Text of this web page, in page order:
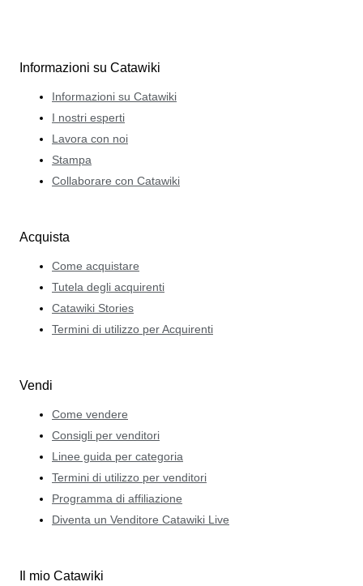
Informazioni su Catawiki
Informazioni su Catawiki
I nostri esperti
Lavora con noi
Stampa
Collaborare con Catawiki
Acquista
Come acquistare
Tutela degli acquirenti
Catawiki Stories
Termini di utilizzo per Acquirenti
Vendi
Come vendere
Consigli per venditori
Linee guida per categoria
Termini di utilizzo per venditori
Programma di affiliazione
Diventa un Venditore Catawiki Live
Il mio Catawiki